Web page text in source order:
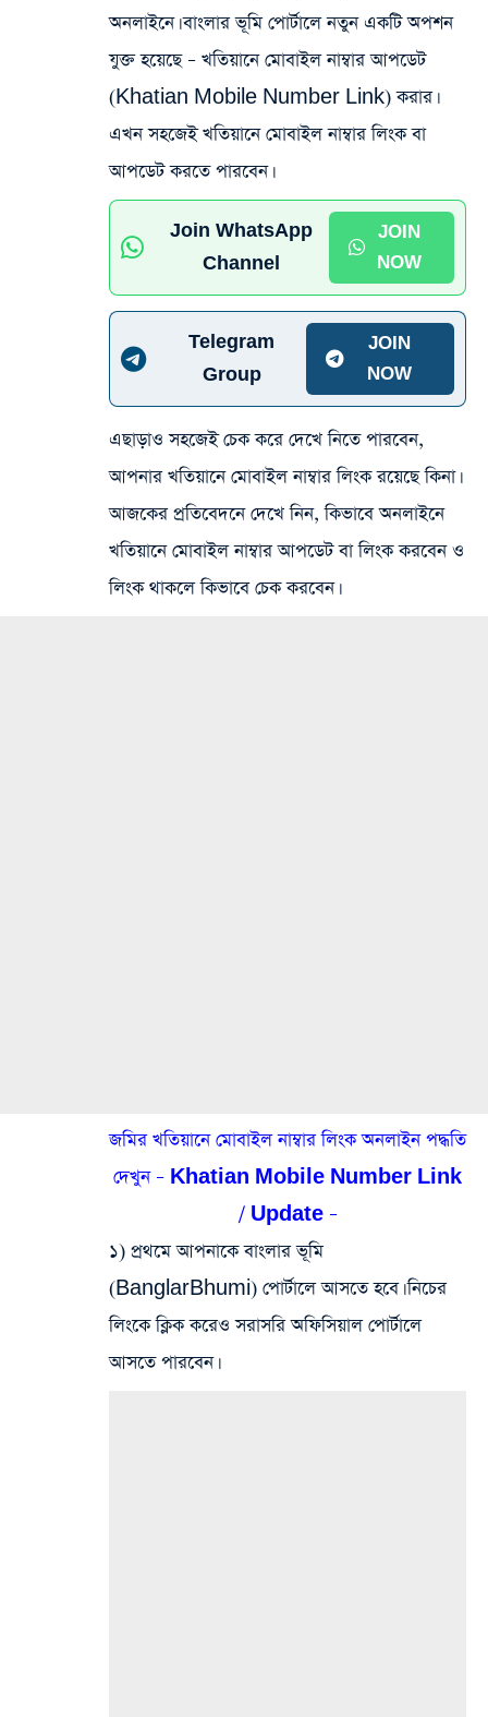
অনলাইনে। বাংলার ভূমি পোর্টালে নতুন একটি অপশন
যুক্ত হয়েছে – খতিয়ানে মোবাইল নাম্বার আপডেট
(Khatian Mobile Number Link) করার।
এখন সহজেই খতিয়ানে মোবাইল নাম্বার লিংক বা
আপডেট করতে পারবেন।
Join WhatsApp
Channel
JOIN
NOW
Telegram
Group
JOIN
NOW
এছাড়াও সহজেই চেক করে দেখে নিতে পারবেন,
আপনার খতিয়ানে মোবাইল নাম্বার লিংক রয়েছে কিনা।
আজকের প্রতিবেদনে দেখে নিন, কিভাবে অনলাইনে
খতিয়ানে মোবাইল নাম্বার আপডেট বা লিংক করবেন ও
লিংক থাকলে কিভাবে চেক করবেন।
জমির খতিয়ানে মোবাইল নাম্বার লিংক অনলাইন পদ্ধতি
দেখুন – Khatian Mobile Number Link
/ Update –
১) প্রথমে আপনাকে বাংলার ভূমি
(BanglarBhumi) পোর্টালে আসতে হবে। নিচের
লিংকে ক্লিক করেও সরাসরি অফিসিয়াল পোর্টালে
আসতে পারবেন।